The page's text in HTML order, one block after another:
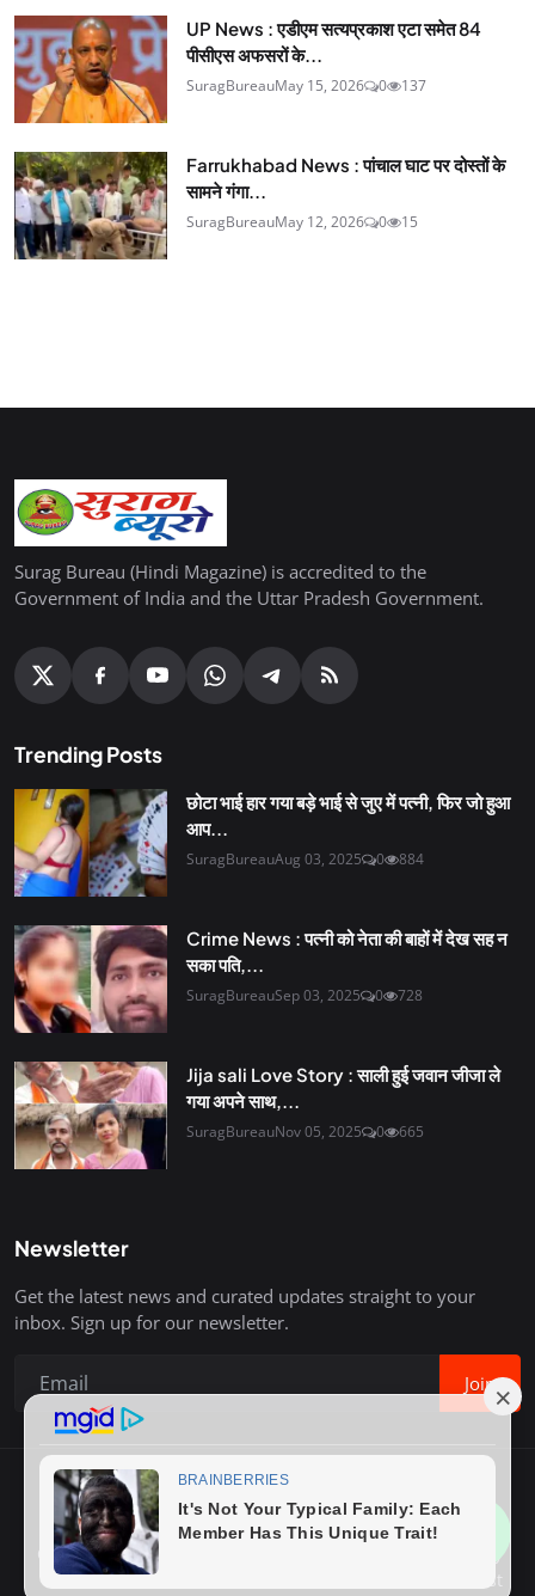
UP News : एडीएम सत्यप्रकाश एटा समेत 84
पीसीएस अफसरों के...
SuragBureauMay 15, 2026 0 137
Farrukhabad News : पांचाल घाट पर दोस्तों के
सामने गंगा...
SuragBureauMay 12, 2026 0 15
Surag Bureau (Hindi Magazine) is accredited to the
Government of India and the Uttar Pradesh Government.
Trending Posts
छोटा भाई हार गया बड़े भाई से जुए में पत्नी, फिर जो हुआ
आप...
SuragBureauAug 03, 2025 0 884
Crime News : पत्नी को नेता की बाहों में देख सह न
सका पति,...
SuragBureauSep 03, 2025 0 728
Jija sali Love Story : साली हुई जवान जीजा ले
गया अपने साथ,...
SuragBureauNov 05, 2025 0 665
Newsletter
Get the latest news and curated updates straight to your
inbox. Sign up for our newsletter.
Join
Copyright © 2020-26 Surag Bureau. All Rights Reserved.
Contact
Terms & Conditions
Privacy Policy
How to Write Post